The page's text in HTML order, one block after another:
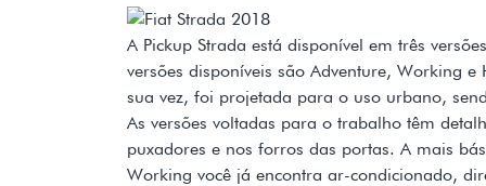
A Pickup Strada está disponível em três
versões disponíveis são Adventure, Working
sua vez, foi projetada para o uso urbano,
As versões voltadas para o trabalho têm
puxadores e nos forros das portas. A mais
Working você já encontra ar-condicionado,